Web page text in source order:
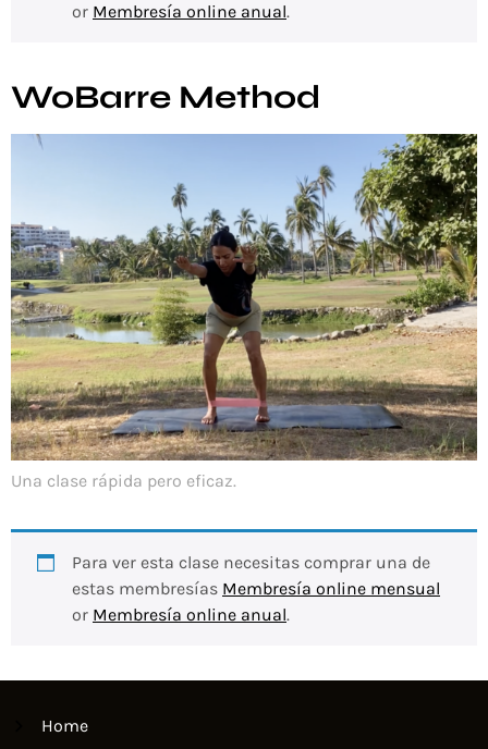
or Membresía online anual.
WoBarre Method
Una clase rápida pero eficaz.
Para ver esta clase necesitas comprar una de
estas membresías Membresía online mensual
or Membresía online anual.
Home